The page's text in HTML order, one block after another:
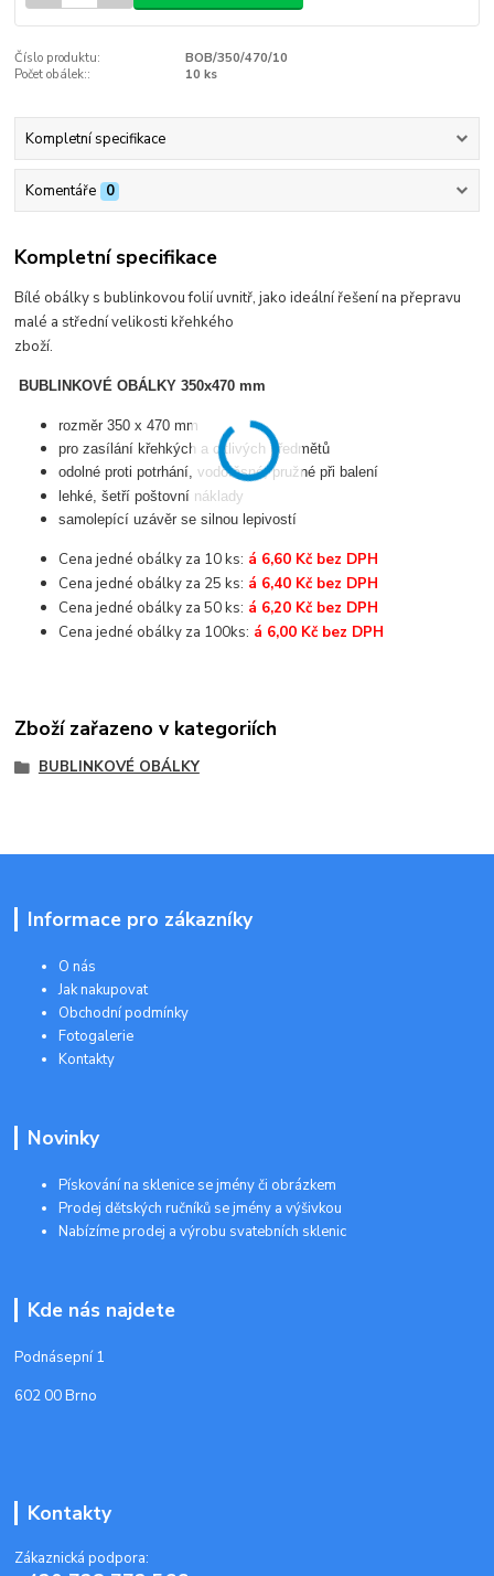
Číslo produktu:
BOB/350/470/10
Počet obálek::
10 ks
Kompletní specifikace
Komentáře 0
Kompletní specifikace
Bílé obálky s bublinkovou folií uvnitř, jako ideální řešení na přepravu
malé a střední velikosti křehkého
zboží.
BUBLINKOVÉ OBÁLKY 350x470 mm
rozměr 350 x 470 mm
pro zasílání křehkých a citlivých předmětů
odolné proti potrhání, vodotěsné, pružné při balení
lehké, šetří poštovní náklady
samolepící uzávěr se silnou lepivostí
Cena jedné obálky za 10 ks: á 6,60 Kč bez DPH
Cena jedné obálky za 25 ks: á 6,40 Kč bez DPH
Cena jedné obálky za 50 ks: á 6,20 Kč bez DPH
Cena jedné obálky za 100ks: á 6,00 Kč bez DPH
Zboží zařazeno v kategoriích
BUBLINKOVÉ OBÁLKY
Informace pro zákazníky
O nás
Jak nakupovat
Obchodní podmínky
Fotogalerie
Kontakty
Novinky
Pískování na sklenice se jmény či obrázkem
Prodej dětských ručníků se jmény a výšivkou
Nabízíme prodej a výrobu svatebních sklenic
Kde nás najdete
Podnásepní 1
602 00 Brno
Kontakty
Zákaznická podpora: